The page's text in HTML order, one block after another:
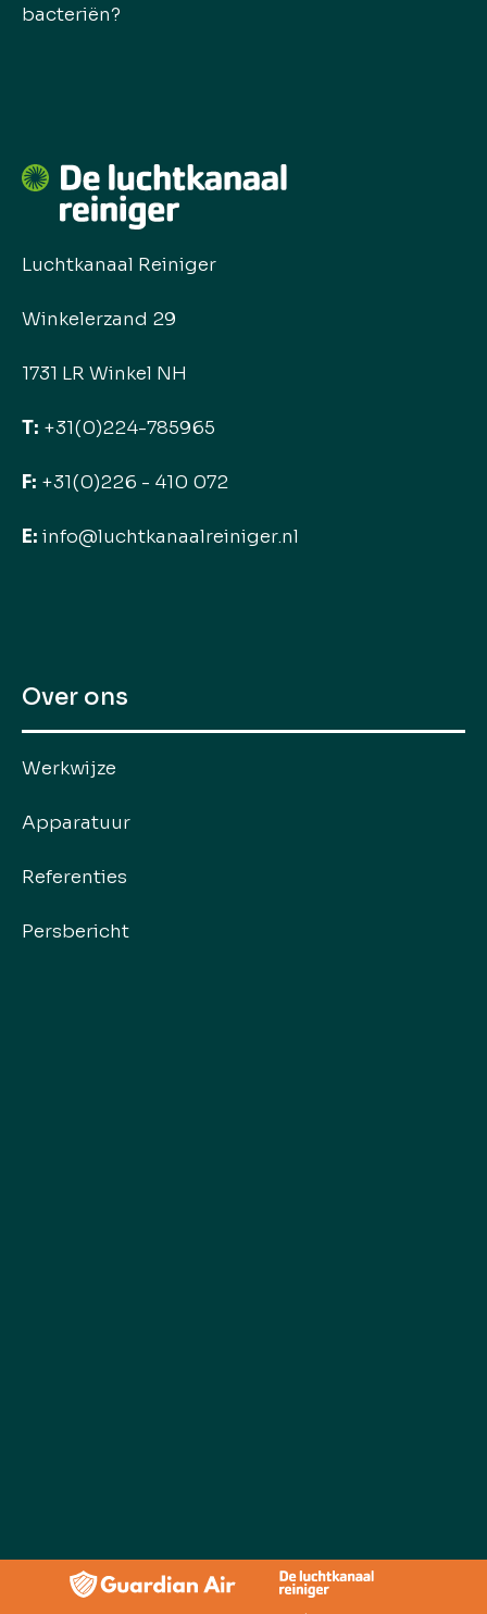
bacteriën?
Luchtkanaal Reiniger
Winkelerzand 29
1731 LR Winkel NH
T: +31(0)224-785965
F: +31(0)226 - 410 072
E: info@luchtkanaalreiniger.nl
Over ons
Werkwijze
Apparatuur
Referenties
Persbericht